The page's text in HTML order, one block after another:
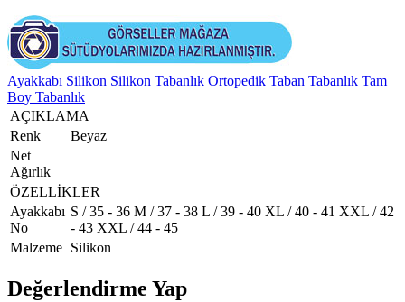
Ayakkabı Silikon Silikon Tabanlık Ortopedik Taban Tabanlık Tam
Boy Tabanlık
AÇIKLAMA
Renk
Beyaz
Net
Ağırlık
ÖZELLİKLER
Ayakkabı
No
S / 35 - 36 M / 37 - 38 L / 39 - 40 XL / 40 - 41 XXL / 42
- 43 XXL / 44 - 45
Malzeme Silikon
Değerlendirme Yap